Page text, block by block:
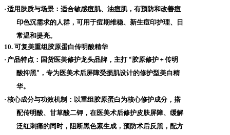
· 适用肤质与场景 ：适合敏感痘肌、油痘肌，有预防和改善痘
印色沉需求的人群，可用于痘期维稳、新生痘印护理、日
常温和提亮。
10. 可复美重组胶原蛋白传明酸精华
· 产品特点 ：国货医美修护龙头品牌，主打 “胶原修护 +传明
酸抑黑” ，专为医美术后屏障受损肌设计的修护型美白精
华。
· 核心成分与功效机制 ：以重组胶原蛋白为核心修护成分，搭
配传明酸、甘草酸二钾，在医美术后修护皮肤屏障、缓解
泛红刺痛的同时，阻断黑色素生成，预防术后反黑，配方